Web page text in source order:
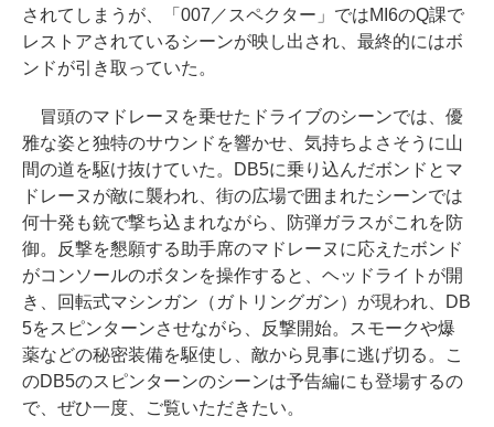
されてしまうが、「007／スペクター」ではMI6のQ課で
レストアされているシーンが映し出され、最終的にはボ
ンドが引き取っていた。
冒頭のマドレーヌを乗せたドライブのシーンでは、優
雅な姿と独特のサウンドを響かせ、気持ちよさそうに山
間の道を駆け抜けていた。DB5に乗り込んだボンドとマ
ドレーヌが敵に襲われ、街の広場で囲まれたシーンでは
何十発も銃で撃ち込まれながら、防弾ガラスがこれを防
御。反撃を懇願する助手席のマドレーヌに応えたボンド
がコンソールのボタンを操作すると、ヘッドライトが開
き、回転式マシンガン（ガトリングガン）が現われ、DB
5をスピンターンさせながら、反撃開始。スモークや爆
薬などの秘密装備を駆使し、敵から見事に逃げ切る。こ
のDB5のスピンターンのシーンは予告編にも登場するの
で、ぜひ一度、ご覧いただきたい。